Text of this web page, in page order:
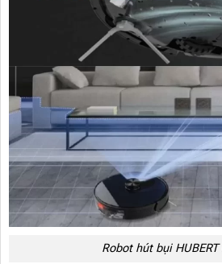
Robot hút bụi HUBERT